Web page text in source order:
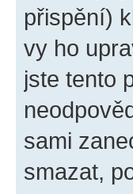
přispění)
vy ho
jste tento
sami
smazat,